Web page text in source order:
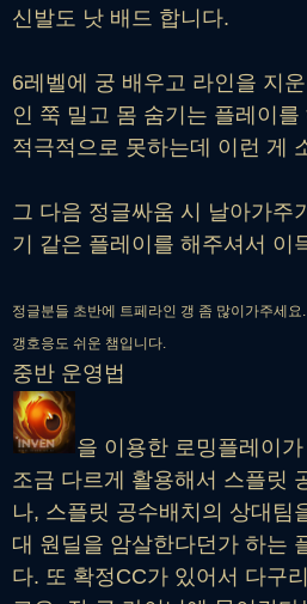
신발도 낫 배드 합니다.
6레벨에 궁 배우고 라인을 지
인 쭉 밀고 몸 숨기는 플레이
적극적으로 못하는데 이런 게
그 다음 정글싸움 시 날아가주
기 같은 플레이를 해주셔서 이
정글분들 초반에 트페라인 갱 좀 많이가주세
갱호응도 쉬운 챔입니다.
중반 운영법
을 이용한 로밍플레이
조금 다르게 활용해서 스플릿
나, 스플릿 공수배치의 상대팀
대 원딜을 암살한다던가 하는
다. 또 확정CC가 있어서 다구